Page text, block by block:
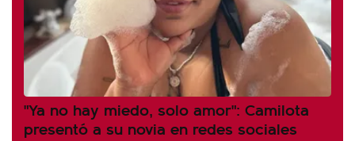
"Ya no hay miedo, solo amor": Camilota
presentó a su novia en redes sociales